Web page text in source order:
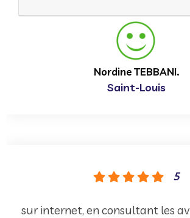
Nordine TEBBANI.
Saint-Louis
5
sur internet, en consultant les